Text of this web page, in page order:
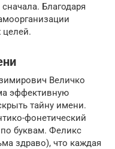
Благодаря
целей.
Величко
эффективную
тайну имени.
фонетический
буквам. Феликс
здраво), что каждая